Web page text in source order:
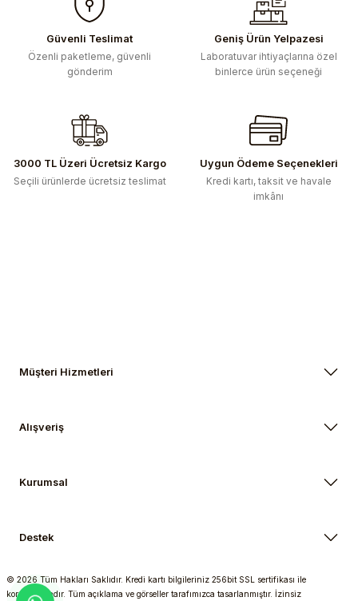
Ürün açıklamasında eksik bilgiler bulunuyor.
Ürün fiyatı diğer sitelerden daha pahalı.
Bu ürüne benzer farklı alternatifler olmalı.
Gönder
Güvenli Teslimat
Özenli paketleme, güvenli
gönderim
Geniş Ürün Yelpazesi
Laboratuvar ihtiyaçlarına özel
binlerce ürün seçeneği
3000 TL Üzeri Ücretsiz Kargo
Seçili ürünlerde ücretsiz teslimat
Uygun Ödeme Seçenekleri
Kredi kartı, taksit ve havale
imkânı
Müşteri Hizmetleri
Alışveriş
Kurumsal
Destek
© 2026 Tüm Hakları Saklıdır. Kredi kartı bilgileriniz 256bit SSL sertifikası ile
korunmaktadır. Tüm açıklama ve görseller tarafımızca tasarlanmıştır. İzinsiz